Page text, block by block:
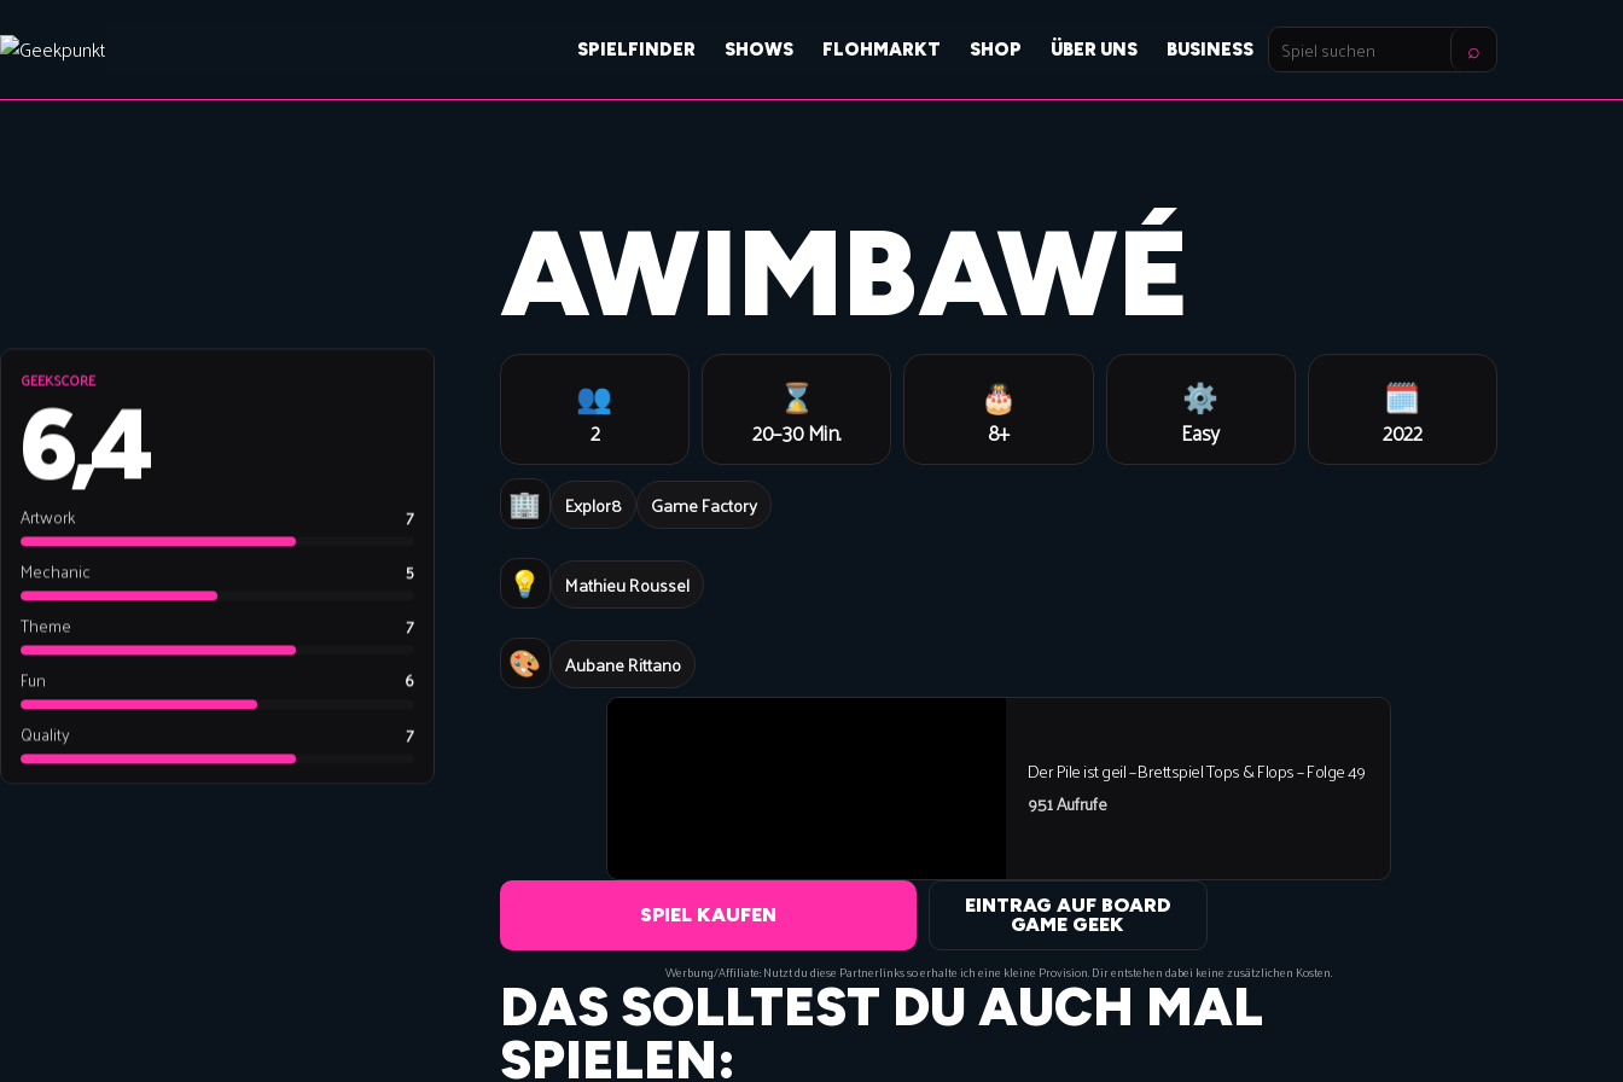
SPIELFINDER SHOWS FLOHMARKT SHOP ÜBER UNS BUSINESS
Spiel
suchen
⌕
GEEKSCORE
6,4
Artwork
7
Mechanic
5
Theme
7
Fun
6
Quality
7
AWIMBAWÉ
👥
2
⌛
20–30 Min.
🎂
8+
⚙️
Easy
🗓️
2022
🏢 Explor8 Game Factory
💡 Mathieu Roussel
🎨 Aubane Rittano
Der Pile ist geil – Brettspiel Tops & Flops – Folge 49
951 Aufrufe
SPIEL KAUFEN
EINTRAG AUF BOARD
GAME GEEK
Werbung/Affiliate: Nutzt du diese Partnerlinks so erhalte ich eine kleine Provision. Dir entstehen dabei keine zusätzlichen Kosten.
DAS SOLLTEST DU AUCH MAL
SPIELEN: